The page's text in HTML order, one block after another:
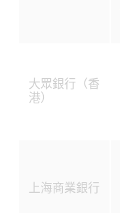
大眾銀行（香
港）
上海商業銀行